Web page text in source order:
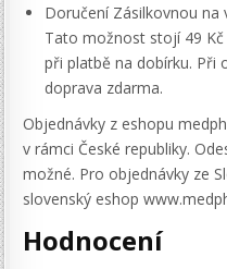
Doručení Zásilkovnou na
Tato možnost stojí 49
při platbě na dobírku. Při
doprava zdarma.
Objednávky z eshopu
v rámci České republiky.
možné. Pro objednávky ze
slovenský eshop
Hodnocení